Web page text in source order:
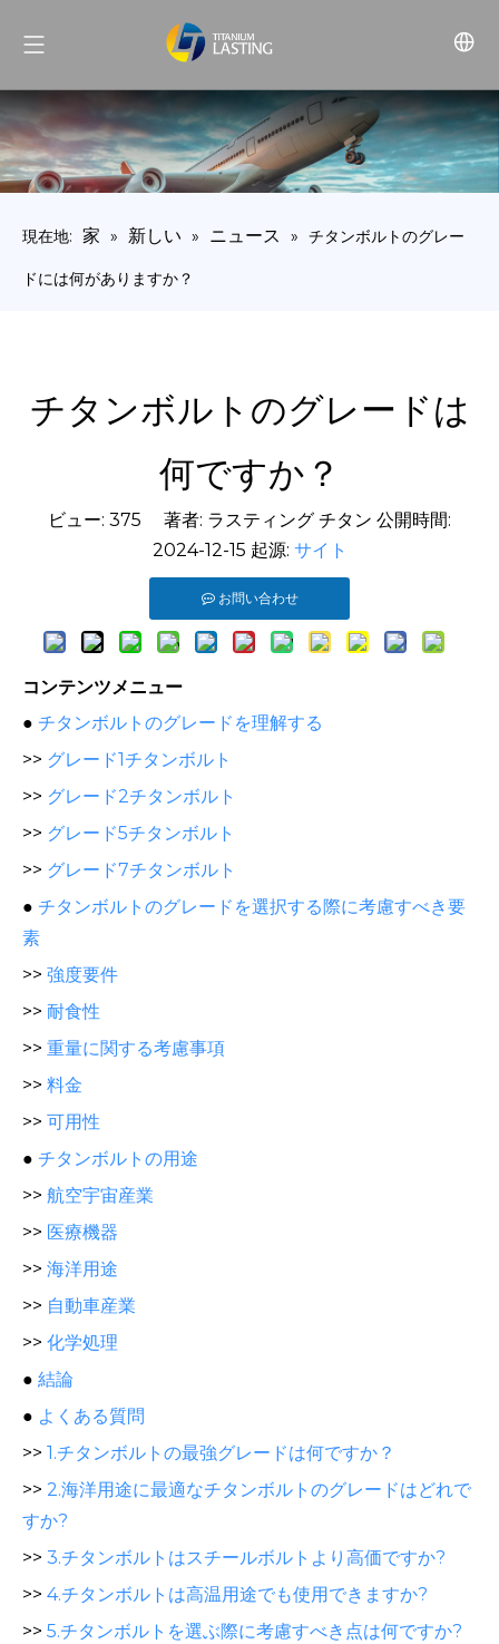
現在地: 家 » 新しい » ニュース » チタンボルトのグレー
ドには何がありますか？
チタンボルトのグレードは
何ですか？
ビュー: 375 著者: ラスティング チタン 公開時間:
2024-12-15 起源: サイト
お問い合わせ
コンテンツメニュー
● チタンボルトのグレードを理解する
>> グレード1チタンボルト
>> グレード2チタンボルト
>> グレード5チタンボルト
>> グレード7チタンボルト
● チタンボルトのグレードを選択する際に考慮すべき要
素
>> 強度要件
>> 耐食性
>> 重量に関する考慮事項
>> 料金
>> 可用性
● チタンボルトの用途
>> 航空宇宙産業
>> 医療機器
>> 海洋用途
>> 自動車産業
>> 化学処理
● 結論
● よくある質問
>> 1.チタンボルトの最強グレードは何ですか？
>> 2.海洋用途に最適なチタンボルトのグレードはどれで
すか?
>> 3.チタンボルトはスチールボルトより高価ですか?
>> 4.チタンボルトは高温用途でも使用できますか?
>> 5.チタンボルトを選ぶ際に考慮すべき点は何ですか?